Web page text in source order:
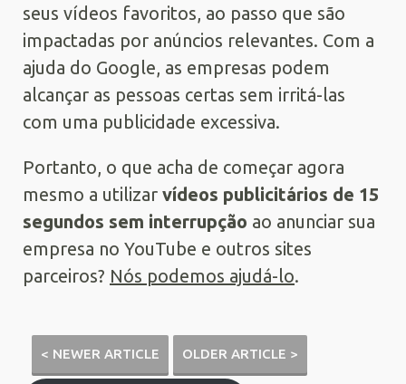
seus vídeos favoritos, ao passo que são
impactadas por anúncios relevantes. Com a
ajuda do Google, as empresas podem
alcançar as pessoas certas sem irritá-las
com uma publicidade excessiva.
Portanto, o que acha de começar agora
mesmo a utilizar vídeos publicitários de 15
segundos sem interrupção ao anunciar sua
empresa no YouTube e outros sites
parceiros? Nós podemos ajudá-lo.
< NEWER ARTICLE OLDER ARTICLE >